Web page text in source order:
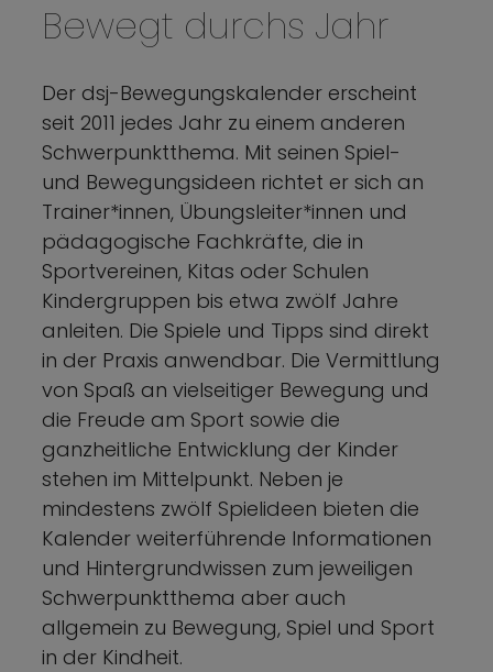
Bewegt durchs Jahr
Der dsj-Bewegungskalender erscheint
seit 2011 jedes Jahr zu einem anderen
Schwerpunktthema. Mit seinen Spiel-
und Bewegungsideen richtet er sich an
Trainer*innen, Übungsleiter*innen und
pädagogische Fachkräfte, die in
Sportvereinen, Kitas oder Schulen
Kindergruppen bis etwa zwölf Jahre
anleiten. Die Spiele und Tipps sind direkt
in der Praxis anwendbar. Die Vermittlung
von Spaß an vielseitiger Bewegung und
die Freude am Sport sowie die
ganzheitliche Entwicklung der Kinder
stehen im Mittelpunkt. Neben je
mindestens zwölf Spielideen bieten die
Kalender weiterführende Informationen
und Hintergrundwissen zum jeweiligen
Schwerpunktthema aber auch
allgemein zu Bewegung, Spiel und Sport
in der Kindheit.